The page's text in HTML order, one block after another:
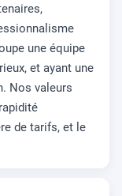
une équipe
et ayant une
Nos valeurs
de tarifs, et le